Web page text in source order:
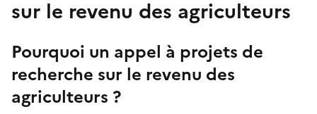
sur le revenu des agriculteurs
Pourquoi un appel à projets de
recherche sur le revenu des
agriculteurs ?